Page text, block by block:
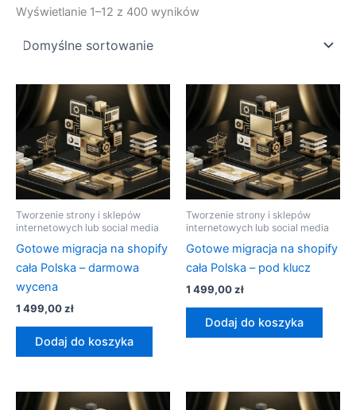
Wyświetlanie 1–12 z 400 wyników
Tworzenie strony i sklepów
internetowych lub social media
Gotowe migracja na shopify
cała Polska – darmowa
wycena
1 499,00zł
Dodaj do koszyka
Tworzenie strony i sklepów
internetowych lub social media
Gotowe migracja na shopify
cała Polska – pod klucz
1 499,00zł
Dodaj do koszyka